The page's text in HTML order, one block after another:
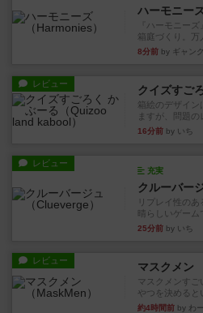
ハーモニー
『ハーモニー
箱庭づくり。万
8分前 by ギャン
レビュー クイズすご
箱絵のデザイン
ますが、問題
16分前 by いち
レビュー
充実
クルーバー
リプレイ性の
晴らしいゲー
25分前 by いち
レビュー マスクメン
マスクメンす
やつを決めると
約4時間前 by わー